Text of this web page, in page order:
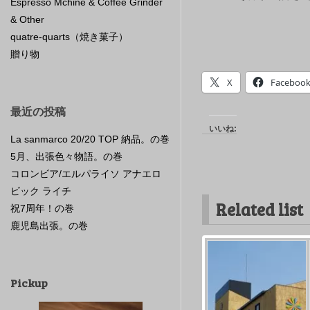
X Facebook
いいね:
Related list
Espresso Mchine & Coffee Grinder
& Other
quatre-quarts（焼き菓子）
贈り物
最近の投稿
La sanmarco 20/20 TOP 納品。の巻
5月、出張色々物語。の巻
コロンビア/エルパライソ アナエロ
ビック ライチ
祝7周年！の巻
鹿児島出張。の巻
Pickup